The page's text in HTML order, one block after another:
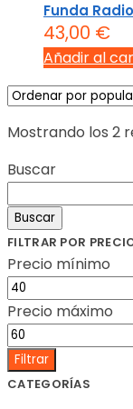
Funda
43,00 €
Añadir al
Mostrando los 2
Buscar
Buscar
FILTRAR POR
Precio mínimo
Precio máximo
Filtrar
CATEGORÍAS